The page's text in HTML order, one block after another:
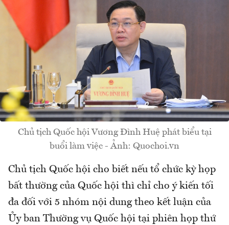
Chủ tịch Quốc hội Vương Đình Huệ phát biểu tại
buổi làm việc - Ảnh: Quochoi.vn
Chủ tịch Quốc hội cho biết nếu tổ chức kỳ họp
bất thường của Quốc hội thì chỉ cho ý kiến tối
đa đối với 5 nhóm nội dung theo kết luận của
Ủy ban Thường vụ Quốc hội tại phiên họp thứ